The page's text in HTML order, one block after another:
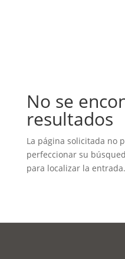
No se
resultados
La página solicitada no
perfeccionar su
para localizar la entrada.